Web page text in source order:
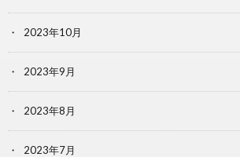
2023年10月
2023年9月
2023年8月
2023年7月